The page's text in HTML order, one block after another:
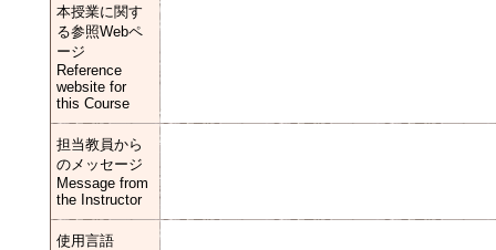
本授業に関す
る参照Webペ
ージ
Reference
website for
this Course
担当教員から
のメッセージ
Message from
the Instructor
使用言語